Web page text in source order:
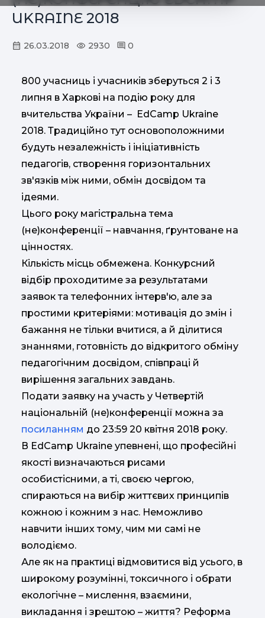
UKRAINE 2018
26.03.2018 2930 0
800 учасниць і учасників зберуться 2 і 3
липня в Харкові на подію року для
вчительства України – EdCamp Ukraine
2018. Традиційно тут основоположними
будуть незалежність і ініціативність
педагогів, створення горизонтальних
зв'язків між ними, обмін досвідом та
ідеями.
Цього року магістральна тема
(не)конференції – навчання, ґрунтоване на
цінностях.
Кількість місць обмежена. Конкурсний
відбір проходитиме за результатами
заявок та телефонних інтерв'ю, але за
простими критеріями: мотивація до змін і
бажання не тільки вчитися, а й ділитися
знаннями, готовність до відкритого обміну
педагогічним досвідом, співпраці й
вирішення загальних завдань.
Подати заявку на участь у Четвертій
національній (не)конференції можна за
посиланням до 23:59 20 квітня 2018 року.
В EdCamp Ukraine упевнені, що професійні
якості визначаються рисами
особистісними, а ті, своєю чергою,
спираються на вибір життєвих принципів
кожною і кожним з нас. Неможливо
навчити інших тому, чим ми самі не
володіємо.
Але як на практиці відмовитися від усього, в
широкому розумінні, токсичного і обрати
екологічне – мислення, взаємини,
викладання і зрештою – життя? Реформа